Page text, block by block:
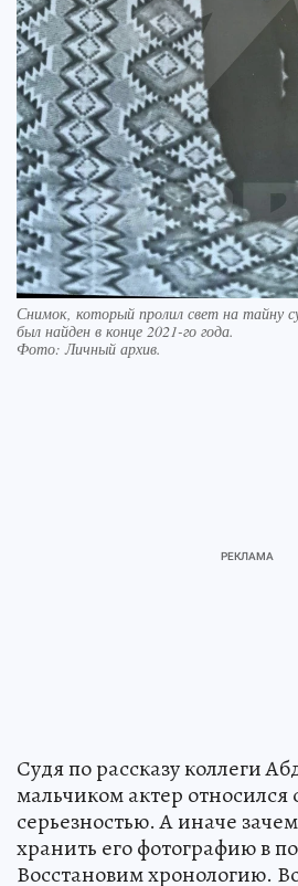
Снимок, который пролил свет на тайну
был найден в конце 2021-го года.
Фото:Личный архив.
Судя по рассказу коллеги
мальчиком актер относился
серьезностью. А иначе
хранить его фотографию в
Восстановим хронологию.